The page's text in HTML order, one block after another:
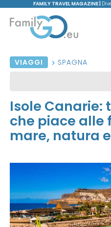
FAMILY TRAVEL MAGAZINE |
VIAGGI SPAGNA
Isole Canarie:
che piace alle
mare, natura